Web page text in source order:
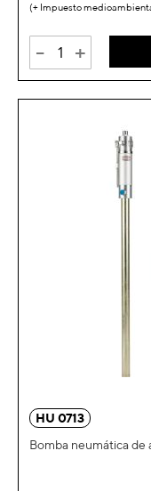
- +
HU 0713
Bomba neumática de